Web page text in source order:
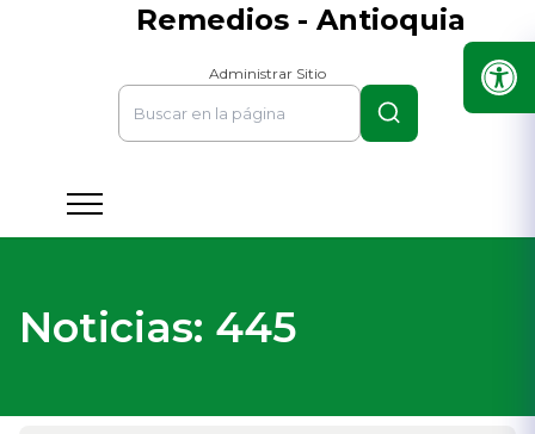
Remedios - Antioquia
Administrar Sitio
Noticias: 445